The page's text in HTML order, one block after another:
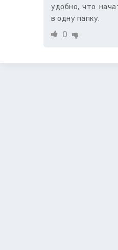
удобно, что
в одну папку.
0